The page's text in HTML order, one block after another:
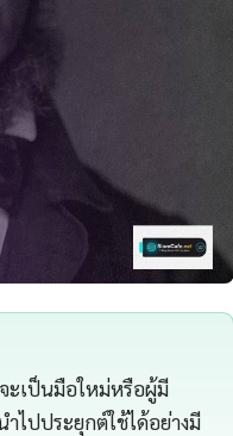
ะเป็นมือใหม่หรือผู้มี
ไปประยุกต์ใช้ได้อย่างมี